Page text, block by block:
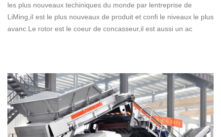
les plus nouveaux techiniques du monde par lentreprise de
LiMing,iI est le plus nouveaux de produit et confi le niveaux le plus
avanc.Le rotor est le coeur de concasseur,il est aussi un ac